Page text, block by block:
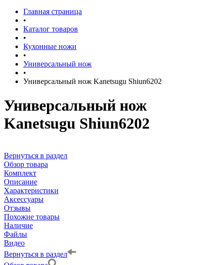
Главная страница
•
Каталог товаров
•
Кухонные ножи
•
Универсальный нож
•
Универсальный нож Kanetsugu Shiun6202
Универсальный нож
Kanetsugu Shiun6202
Вернуться в раздел
Обзор товара
Комплект
Описание
Характеристики
Аксессуары
Отзывы
Похожие товары
Наличие
Файлы
Видео
Вернуться в раздел